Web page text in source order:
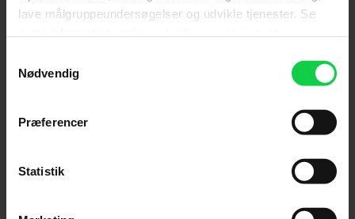
lave målgruppeundersøgelser og udvikle tjenester. Se
tilbage eller ændre indstillinger fra vores
"Cookiedeklaration", eller ved at trykke på "Privacy
Indsamle præcise oplysninger om din placering,
Identificere din enhed baseret på en scanning af
Nødvendig
Præferencer
Statistik
Mest læste nyheder